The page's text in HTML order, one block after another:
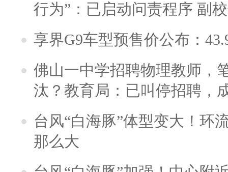
行为”：已启动问责程序 副
享界G9车型预售价公布：
佛山一中学招聘物理教师，
汰？教育局：已叫停招聘，
台风“白海豚”体型变大！环
那么大